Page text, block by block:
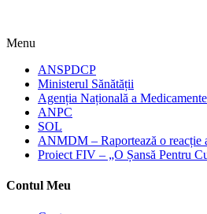
Menu
ANSPDCP
Ministerul Sănătății
Agenția Națională a
ANPC
SOL
ANMDM – Raportează o reacție
Proiect FIV – „O Șansă Pentru
Contul Meu